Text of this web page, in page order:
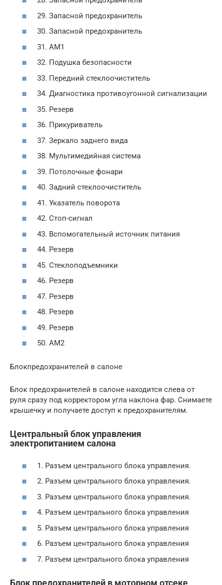
29. Запасной предохранитель
30. Запасной предохранитель
31. АМ1
32. Подушка безопасности
33. Передний стеклоочиститель
34. Диагностика противоугонной сигнализации
35. Резерв
36. Прикуриватель
37. Зеркало заднего вида
38. Мультимедийная система
39. Потолочные фонари
40. Задний стеклоочиститель
41. Указатель поворота
42. Стоп-сигнал
43. Вспомогательный источник питания
44. Резерв
45. Стеклоподъемники
46. Резерв
47. Резерв
48. Резерв
49. Резерв
50. АМ2
Блокпредохранителей в салоне
Блок предохранителей в салоне находится слева от
руля сразу под корректором угла наклона фар. Снимаете
крышечку и получаете доступ к предохранителям.
Центральный блок управления
электропитанием салона
1. Разъем центрального блока управления.
2. Разъем центрального блока управления.
3. Разъем центрального блока управления.
4. Разъем центрального блока управления
5. Разъем центрального блока управления
6. Разъем центрального блока управления
7. Разъем центрального блока управления
Блок предохранителей в моторном отсеке